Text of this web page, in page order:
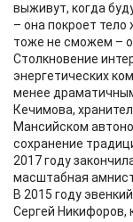
выживут, когда
– она покроет
тоже не сможем –
Столкновение
энергетических
менее
Кечимова,
Мансийском
сохранение
2017 году
масштабная
В 2015 году
Сергей Никифоров,